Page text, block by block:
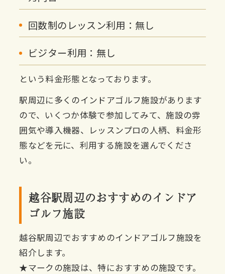
回数制のレッスン利用：無し
ビジター利用：無し
という料金形態となっております。
駅周辺に多くのインドアゴルフ施設があります
ので、いくつか体験で参加してみて、施設の雰
囲気や導入機器、レッスンプロの人柄、料金形
態などを元に、利用する施設を選んでくださ
い。
越谷駅周辺のおすすめのインドア
ゴルフ施設
越谷駅周辺でおすすめのインドアゴルフ施設を
紹介します。
★マークの施設は、特におすすめの施設です。